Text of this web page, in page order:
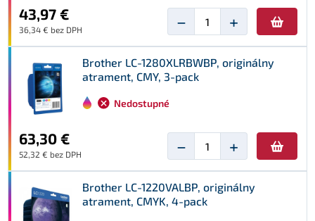
43,97 €
36,34 € bez DPH − +
Brother LC-1280XLRBWBP, originálny
atrament, CMY, 3-pack
Nedostupné
63,30 €
52,32 € bez DPH − +
Brother LC-1220VALBP, originálny
atrament, CMYK, 4-pack